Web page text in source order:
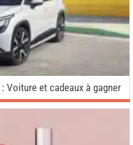
Voiture et cadeaux à gagner